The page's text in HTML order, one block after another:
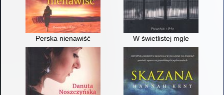
Perska nienawiść W świetlistej mgle